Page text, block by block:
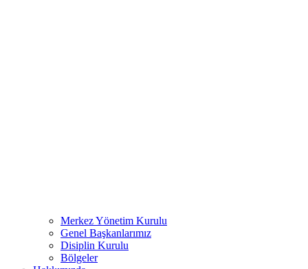
Merkez Yönetim Kurulu
Genel Başkanlarımız
Disiplin Kurulu
Bölgeler